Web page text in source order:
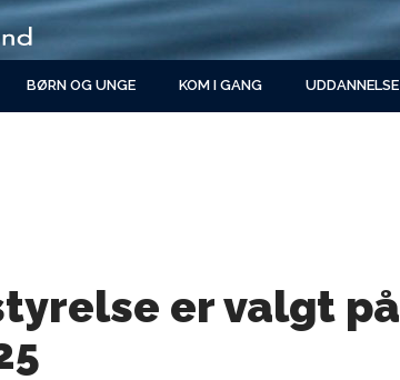
BØRN OG UNGE KOM I GANG UDDANNELSE
er valgt på